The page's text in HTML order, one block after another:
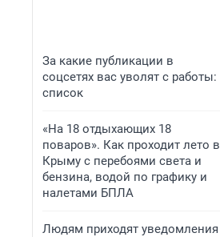
За какие публикации в
соцсетях вас уволят с работы:
список
«На 18 отдыхающих 18
поваров». Как проходит лето в
Крыму с перебоями света и
бензина, водой по графику и
налетами БПЛА
Людям приходят уведомления